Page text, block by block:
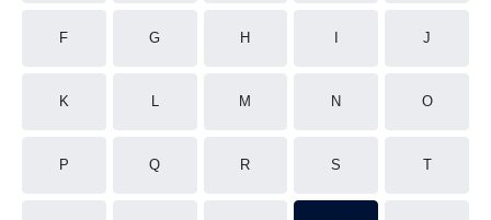
F G H J
K L M N O
P Q R S T